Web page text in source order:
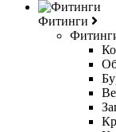
Фитинги